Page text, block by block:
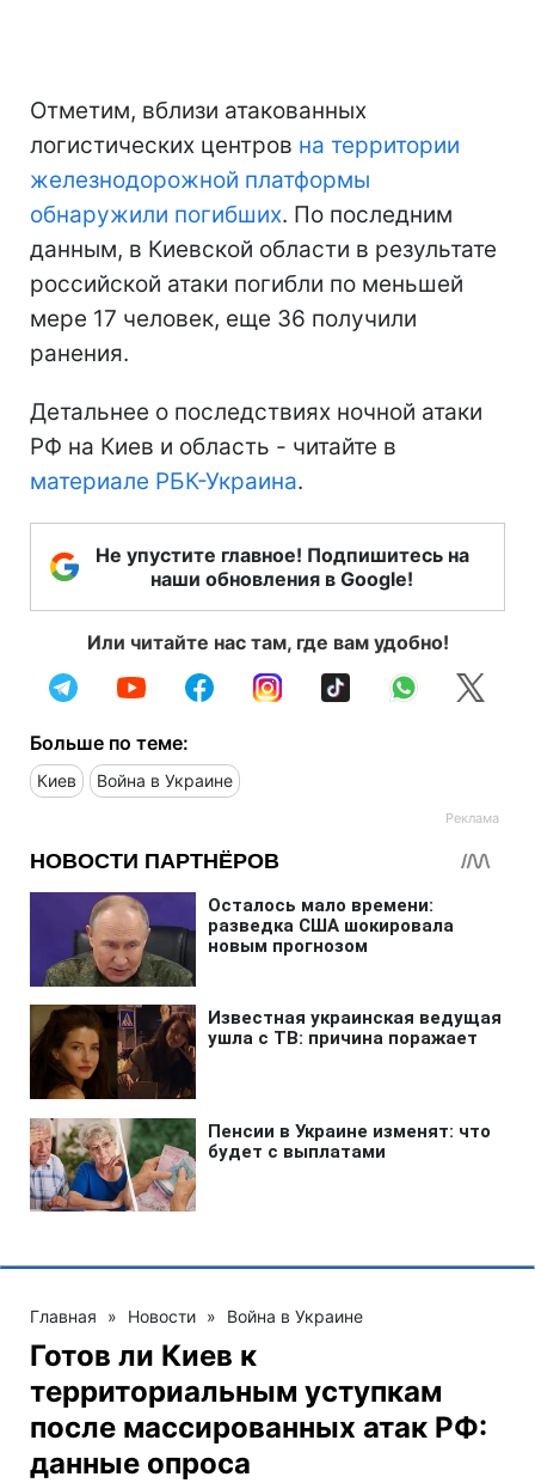
Отметим, вблизи атакованных
логистических центров на территории
железнодорожной платформы
обнаружили погибших. По последним
данным, в Киевской области в результате
российской атаки погибли по меньшей
мере 17 человек, еще 36 получили
ранения.
Детальнее о последствиях ночной атаки
РФ на Киев и область - читайте в
материале РБК-Украина.
Не упустите главное! Подпишитесь на
наши обновления в Google!
Или читайте нас там, где вам удобно!
Больше по теме:
Киев Война в Украине
Главная » Новости » Война в Украине
Готов ли Киев к
территориальным уступкам
после массированных атак РФ:
данные опроса